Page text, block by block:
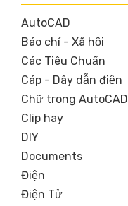
AutoCAD
Báo chí - Xã hội
Các Tiêu Chuẩn
Cáp - Dây dẫn điện
Chữ trong AutoCAD
Clip hay
DIY
Documents
Điện
Điện Tử